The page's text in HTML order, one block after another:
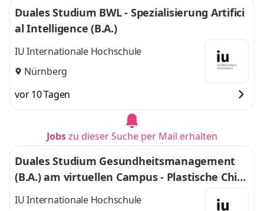
Duales Studium BWL - Spezialisierung Artifici
al Intelligence (B.A.)
IU Internationale Hochschule
Nürnberg
vor 10 Tagen
Jobszu dieser Suche per Mail erhalten
Duales Studium Gesundheitsmanagement
(B.A.) am virtuellen Campus - Plastische Chiru
rgie Dr. Sattler
IU Internationale Hochschule